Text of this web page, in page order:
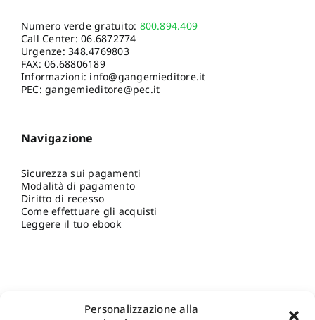
Personalizzazione alla
Numero verde gratuito: 800.894.409
Call Center:06.6872774
Urgenze:348.4769803
FAX: 06.68806189
Informazioni: info@gangemieditore.it
PEC: gangemieditore@pec.it
Navigazione
Sicurezza sui pagamenti
Modalità di pagamento
Diritto di recesso
Come effettuare gli acquisti
Leggere il tuo ebook